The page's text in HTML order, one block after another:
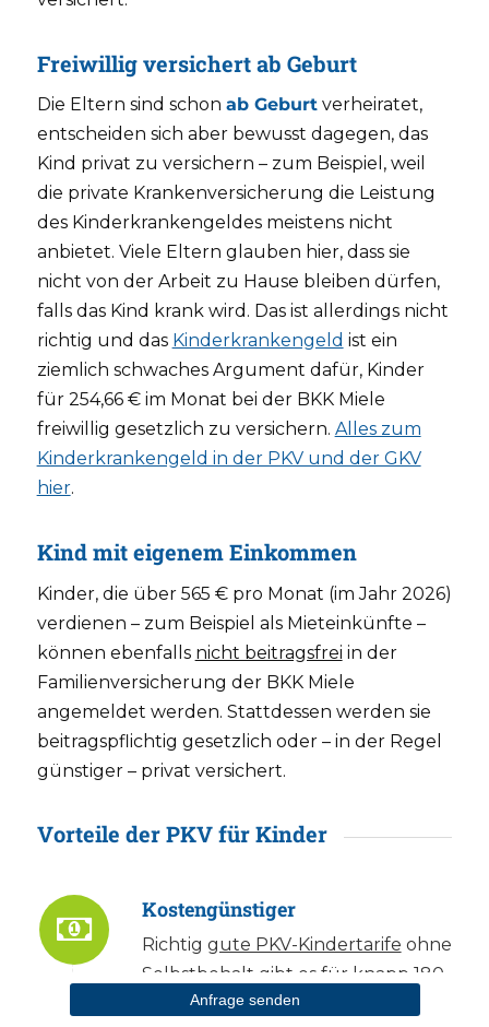
Freiwillig versichert ab Geburt
Die Eltern sind schon ab Geburtverheiratet,
entscheiden sich aber bewusst dagegen, das
Kind privat zu versichern – zum Beispiel, weil
die private Krankenversicherung die Leistung
des Kinderkrankengeldes meistens nicht
anbietet. Viele Eltern glauben hier, dass sie
nicht von der Arbeit zu Hause bleiben dürfen,
falls das Kind krank wird. Das ist allerdings nicht
richtig und das Kinderkrankengeld ist ein
ziemlich schwaches Argument dafür, Kinder
für 254,66 € im Monat bei der BKK Miele
freiwillig gesetzlich zu versichern. Alles zum
Kinderkrankengeld in der PKV und der GKV
hier.
Kind mit eigenem Einkommen
Kinder, die über 565 € pro Monat (im Jahr 2026)
verdienen – zum Beispiel als Mieteinkünfte –
können ebenfalls nicht beitragsfrei in der
Familienversicherung der BKK Miele
angemeldet werden. Stattdessen werden sie
beitragspflichtig gesetzlich oder – in der Regel
günstiger – privat versichert.
Vorteile der PKV für Kinder
Kostengünstiger
Richtig gute PKV-Kindertarife ohne
Selbstbehalt gibt es für knapp 180
€ im Monat. Günstige PKV-
Anfrage senden